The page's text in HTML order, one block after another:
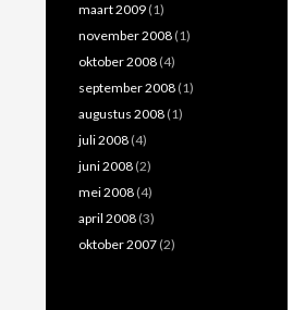
maart 2009 (1)
november 2008 (1)
oktober 2008 (4)
september 2008 (1)
augustus 2008 (1)
juli 2008 (4)
juni 2008 (2)
mei 2008 (4)
april 2008 (3)
oktober 2007 (2)